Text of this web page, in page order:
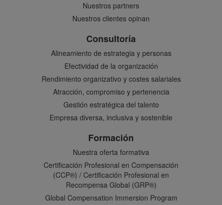
Nuestros partners
Nuestros clientes opinan
Consultoría
Alineamiento de estrategia y personas
Efectividad de la organización
Rendimiento organizativo y costes salariales
Atracción, compromiso y pertenencia
Gestión estratégica del talento
Empresa diversa, inclusiva y sostenible
Formación
Nuestra oferta formativa
Certificación Profesional en Compensación
(CCP®) / Certificación Profesional en
Recompensa Global (GRP®)
Global Compensation Immersion Program